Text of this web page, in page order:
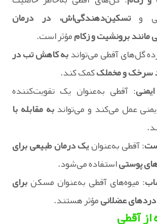
وتسکین‌دهندگی‌اش، در درمان
مانند برونشیت و زکاممؤثر است.
گل‌های آقطی می‌تواندبه کاهش تب در
سرخک و مخملککمک کند.
: آقطی به‌عنوان یک تقویت‌کننده
عمل می‌کند و می‌تواندبه مقابله با
: آقطی به‌عنوانیک درمان طبیعی برای
پوستیاستفاده می‌شود.
: میوه‌های آقطی به‌عنوان مسکنبرای
عضلانیمؤثر هستند.
از آقطی